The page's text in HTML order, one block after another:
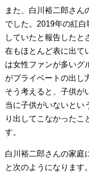
また、白川裕二郎さん
でした。2019年の紅
していたと報告したと
在もほとんど表に出て
は女性ファンが多いグ
がプライベートの出し
そう考えると、子供が
当に子供がいないとい
り出してこなかったこ
す。
白川裕二郎さんの家庭
と次のようになります。